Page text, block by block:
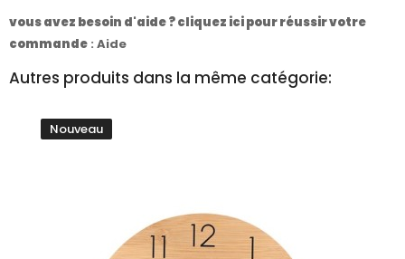
vous avez besoin d'aide ? cliquez ici pour réussir votre
commande : Aide
Autres produits dans la même catégorie:
Nouveau